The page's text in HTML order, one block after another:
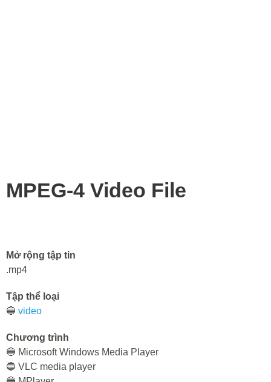
MPEG-4 Video File
Mở rộng tập tin
.mp4
Tập thể loại
🔵 video
Chương trình
🔵 Microsoft Windows Media Player
🔵 VLC media player